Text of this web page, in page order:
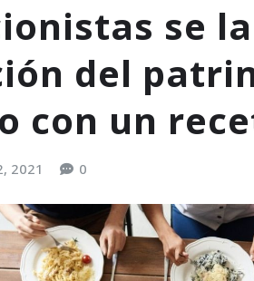
se
del
con un
2021 0